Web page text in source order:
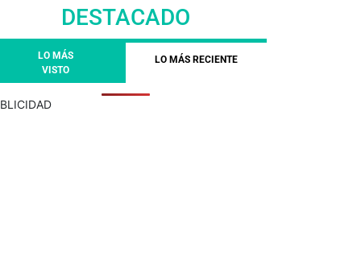
DESTACADO
LO MÁS
VISTO
LO MÁS RECIENTE